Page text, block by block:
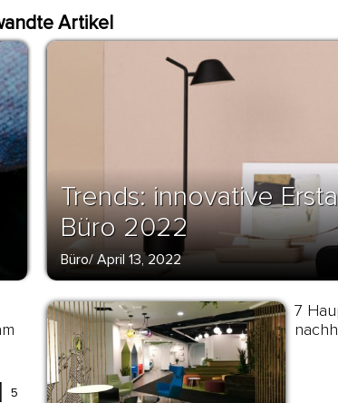
Artikel
Trends: innovative
Büro 2022
Büro/ April 13, 2022
5
7